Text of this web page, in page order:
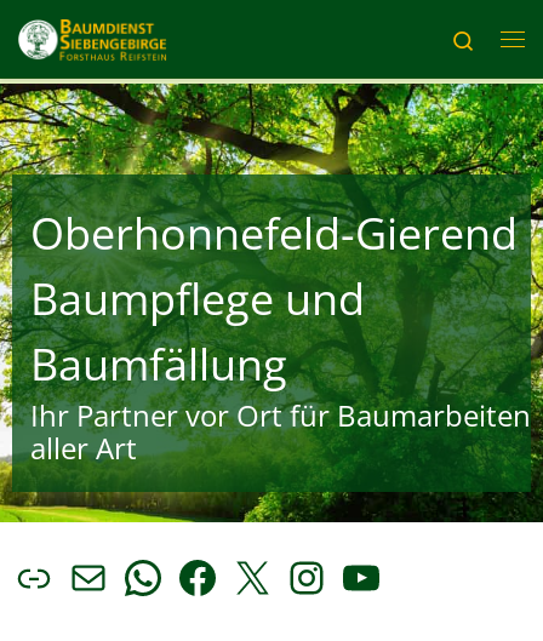
Zum Inhalt springen
Search
Oberhonnefeld-Gierend
Baumpflege und
Baumfällung
Ihr Partner vor Ort für Baumarbeiten
aller Art
LinkE-Mail
WhatsApp
Facebook
X Instagram
YouTube